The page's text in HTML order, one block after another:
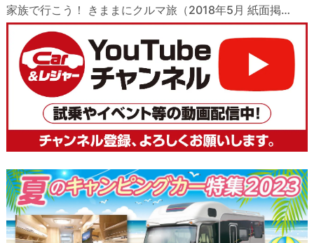
家族で行こう！ きままにクルマ旅（2018年5月 紙面掲…